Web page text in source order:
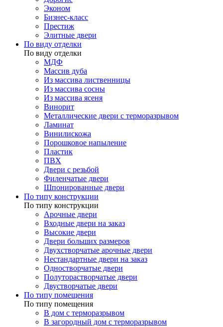
Эконом
Бизнес-класс
Престиж
Элитные двери
По виду отделки
По виду отделки
МДФ
Массив дуба
Из массива лиственницы
Из массива сосны
Из массива ясеня
Винорит
Металлические двери с терморазрывом
Ламинат
Винилискожа
Порошковое напыление
Пластик
ПВХ
Двери с резьбой
Филенчатые двери
Шпонированные двери
По типу конструкции
По типу конструкции
Арочные двери
Входные двери на заказ
Высокие двери
Двери больших размеров
Двухстворчатые арочные двери
Нестандартные двери на заказ
Одностворчатые двери
Полуторастворчатые двери
Двустворчатые двери
По типу помещения
По типу помещения
В дом с терморазрывом
В загородный дом с терморазрывом